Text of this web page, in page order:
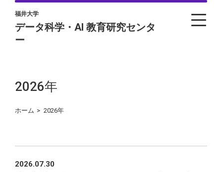
福井大学
データ科学・AI 教育研究センタ
ー
2026年
ホーム > 2026年
2026.07.30